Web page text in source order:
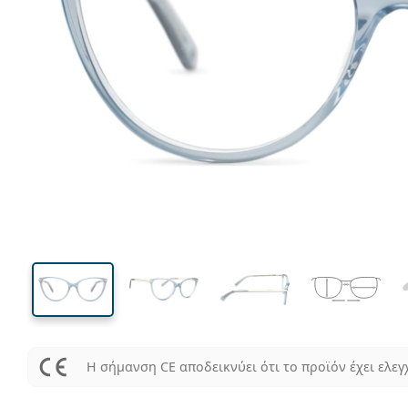
Μήκος σκελετού
42 mm
Ύψος φακού Μήκος φακού
Μήκος
Η σήμανση CE αποδεικνύει ότι το προϊόν έχει